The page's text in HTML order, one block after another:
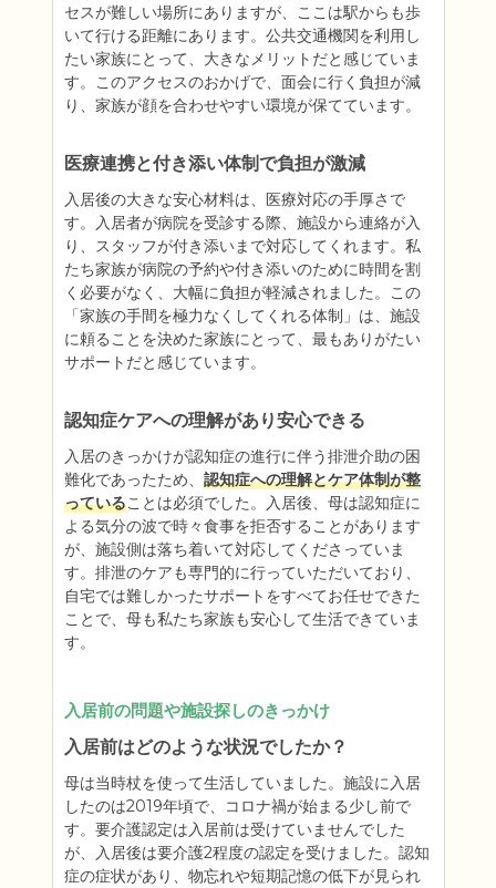
セスが難しい場所にありますが、ここは駅からも歩
いて行ける距離にあります。公共交通機関を利用し
たい家族にとって、大きなメリットだと感じていま
す。このアクセスのおかげで、面会に行く負担が減
り、家族が顔を合わせやすい環境が保てています。
医療連携と付き添い体制で負担が激減
入居後の大きな安心材料は、医療対応の手厚さで
す。入居者が病院を受診する際、施設から連絡が入
り、スタッフが付き添いまで対応してくれます。私
たち家族が病院の予約や付き添いのために時間を割
く必要がなく、大幅に負担が軽減されました。この
「家族の手間を極力なくしてくれる体制」は、施設
に頼ることを決めた家族にとって、最もありがたい
サポートだと感じています。
認知症ケアへの理解があり安心できる
入居のきっかけが認知症の進行に伴う排泄介助の困
難化であったため、 認知症への理解とケア体制が整
っていることは必須でした。入居後、母は認知症に
よる気分の波で時々食事を拒否することがあります
が、施設側は落ち着いて対応してくださっていま
す。排泄のケアも専門的に行っていただいており、
自宅では難しかったサポートをすべてお任せできた
ことで、母も私たち家族も安心して生活できていま
す。
入居前の問題や施設探しのきっかけ
入居前はどのような状況でしたか？
母は当時杖を使って生活していました。施設に入居
したのは2019年頃で、コロナ禍が始まる少し前で
す。要介護認定は入居前は受けていませんでした
が、入居後は要介護2程度の認定を受けました。認知
症の症状があり、物忘れや短期記憶の低下が見られ